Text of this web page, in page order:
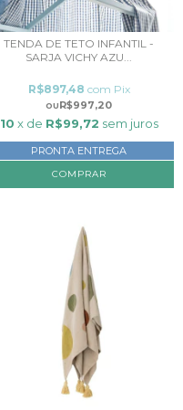
TENDA DE TETO INFANTIL -
SARJA VICHY AZU...
R$997,20
R$897,48 com Pix
10 x de R$99,72 sem juros
PRONTA ENTREGA
COMPRAR